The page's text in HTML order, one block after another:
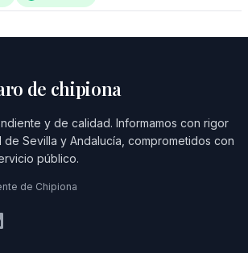
de chipiona
y de calidad. Informamos con rigor
Sevilla y Andalucía, comprometidos con
público.
de Chipiona